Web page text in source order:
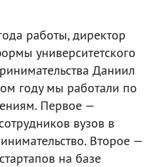
работы, директор
университетского
Даниил
году мы работали по
Первое —
вузов в
Второе —
на базе